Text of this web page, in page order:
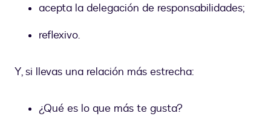
acepta la delegación de responsabilidades;
reflexivo.
Y, si llevas una relación más estrecha:
¿Qué es lo que más te gusta?